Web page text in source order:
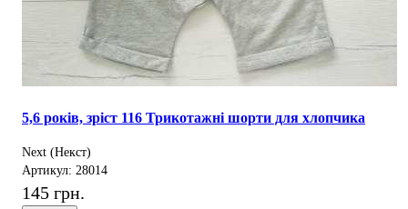
5,6 років, зріст 116 Трикотажні шорти для хлопчика
Next (Некст)
Артикул: 28014
145 грн.